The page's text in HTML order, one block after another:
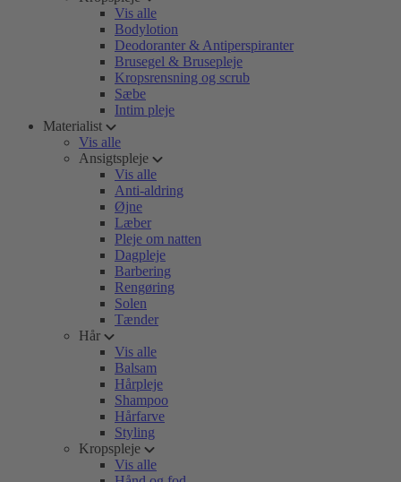
Vis alle
Bodylotion
Deodoranter & Antiperspiranter
Brusegel & Brusepleje
Kropsrensning og scrub
Sæbe
Intim pleje
Materialist
Vis alle
Ansigtspleje
Vis alle
Anti-aldring
Øjne
Læber
Pleje om natten
Dagpleje
Barbering
Rengøring
Solen
Tænder
Hår
Vis alle
Balsam
Hårpleje
Shampoo
Hårfarve
Styling
Kropspleje
Vis alle